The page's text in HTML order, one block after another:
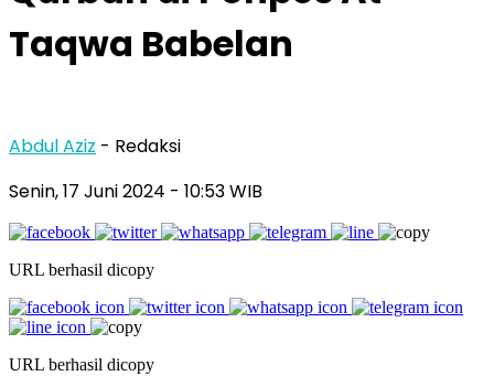
Taqwa Babelan
Abdul Aziz - Redaksi
Senin, 17 Juni 2024 - 10:53 WIB
URL berhasil dicopy
URL berhasil dicopy